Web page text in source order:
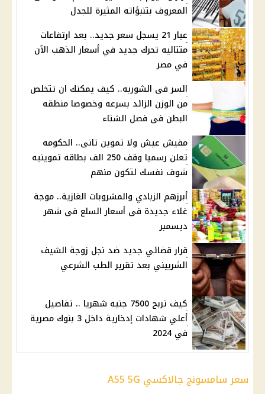
المعروف بتنبؤاته المثيرة للجدل
عيار 21 يسجل سعر جديد.. بعد ارتفاعات
متتاليه تحرك جديد في أسعار الذهب الآن
في مصر
السر فى الشوربه.. كيف يمكنك ان تتخلص
من الوزن الزائد بسرعه وخصوصا منطقه
البطن فى فصل الشتاء
مفيش عيش ولا تموين تانى.. الحكومه
تعلن رسميا وقف 250 الف بطاقه تموينيه
شوف نفسك لتكون منهم
أبرزهم الزبادي والمشروبات الغازية.. موجة
غلاء جديدة فى أسعار السلع فى شهر
ديسمبر
قرار قضائي جديد ضد نجل زوجة الشيف
الشربيني بعد تقرير الطب الشرعي
كيف تربح 7500 جنيه شهريا .. تفاصيل
أعلي شهادات إدخارية داخل 3 بنوك مصرية
في 2024
سعر سامسونج جالاكسي A55 5G